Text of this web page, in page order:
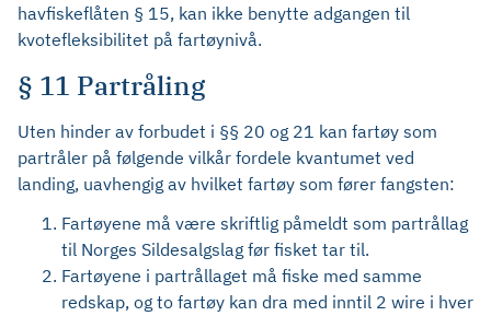
havfiskeflåten § 15, kan ikke benytte adgangen til
kvotefleksibilitet på fartøynivå.
§ 11 Partråling
Uten hinder av forbudet i §§ 20 og 21 kan fartøy som
partråler på følgende vilkår fordele kvantumet ved
landing, uavhengig av hvilket fartøy som fører fangsten:
Fartøyene må være skriftlig påmeldt som partrållag
til Norges Sildesalgslag før fisket tar til.
Fartøyene i partrållaget må fiske med samme
redskap, og to fartøy kan dra med inntil 2 wire i hver